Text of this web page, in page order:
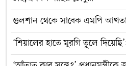
গুলশান থেকে সাবেক এমপি
‘শিয়ালের হাতে মুরগি তুলে